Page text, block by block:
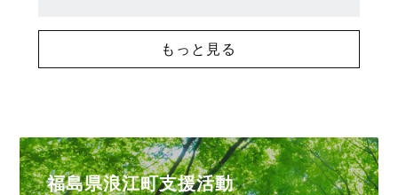
もっと見る
福島県浪江町支援活動